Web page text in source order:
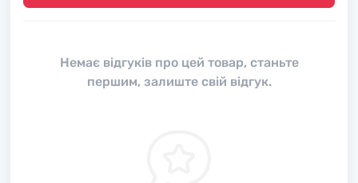
Немає відгуків про цей товар, станьте
першим, залиште свій відгук.